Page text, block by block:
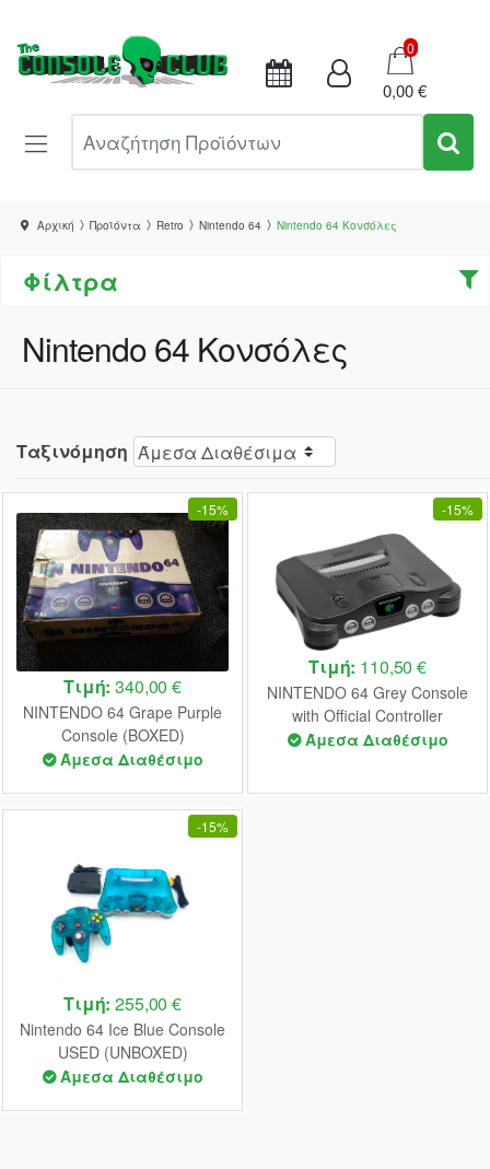
Καλάθι
0
0,00 €
Αρχική Προϊόντα Retro Nintendo 64 Nintendo 64 Κονσόλες
Φίλτρα
Nintendo 64 Κονσόλες
Ταξινόμηση
-15%
Τιμή:340,00 €
NINTENDO 64 Grape Purple
Console (BOXED)
Άμεσα Διαθέσιμο
-15%
Τιμή: 110,50 €
NINTENDO 64 Grey Console
with Official Controller
UNBOXED
Άμεσα Διαθέσιμο
-15%
Τιμή:255,00 €
Nintendo 64 Ice Blue Console
USED (UNBOXED)
Άμεσα Διαθέσιμο